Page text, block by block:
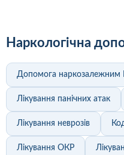
Наркологічна
Допомога наркозалежним
Лікування панічних атак
Лікування неврозів
Лікування ОКР